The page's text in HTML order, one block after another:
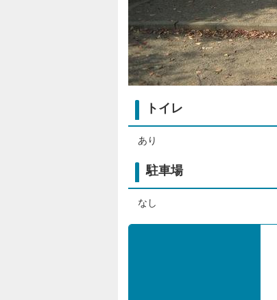
トイレ
あり
駐車場
なし